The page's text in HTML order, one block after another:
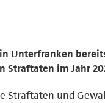
Unterfranken
Straftaten im Jahr
Straftaten und